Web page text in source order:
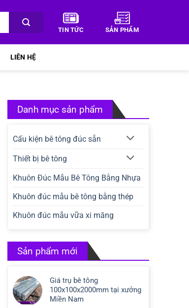
TIN TỨC SẢN PHẨM
LIÊN HỆ
Danh mục sản phẩm
Cấu kiện bê tông đúc sẵn
Thiết bị bê tông
Khuôn Đúc Mẫu Bê Tông Bằng Nhựa
Khuôn đúc mẫu bê tông bằng thép
Khuôn đúc mẫu vữa xi măng
Sản phẩm mới
Giá trụ bê tông
100x100x2000mm tại xưởng
Miền Nam